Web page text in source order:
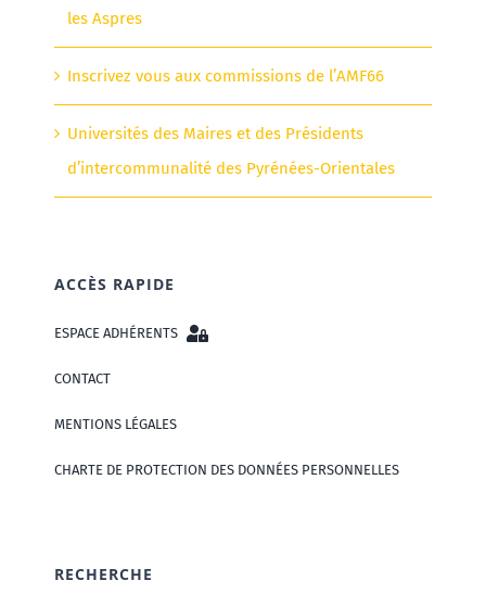
les Aspres
Inscrivez vous aux commissions de l’AMF66
Universités des Maires et des Présidents
d’intercommunalité des Pyrénées-Orientales
ACCÈS RAPIDE
ESPACE ADHÉRENTS
CONTACT
MENTIONS LÉGALES
CHARTE DE PROTECTION DES DONNÉES PERSONNELLES
RECHERCHE